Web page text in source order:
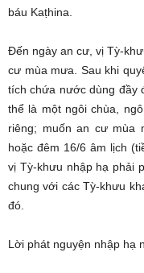
báu Kaṭhina.
Ðến ngày an cư, vị Tỳ-
cư mùa mưa. Sau khi
tích chứa nước dùng đầy
thể là một ngôi chùa,
riêng; muốn an cư mùa
hoặc đêm 16/6 âm lịch
vị Tỳ-khưu nhập hạ phải
chung với các Tỳ-khưu
đó.
Lời phát nguyện nhập hạ